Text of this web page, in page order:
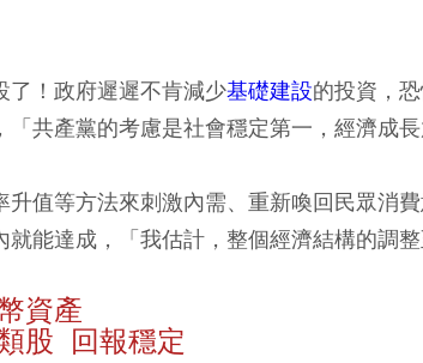
了！政府遲遲不肯減少基礎建設的投資，
共產黨的考慮是社會穩定第一，經濟成長
值等方法來刺激內需、重新喚回民眾消
能達成，「我估計，整個經濟結構的調整
資產
股 回報穩定